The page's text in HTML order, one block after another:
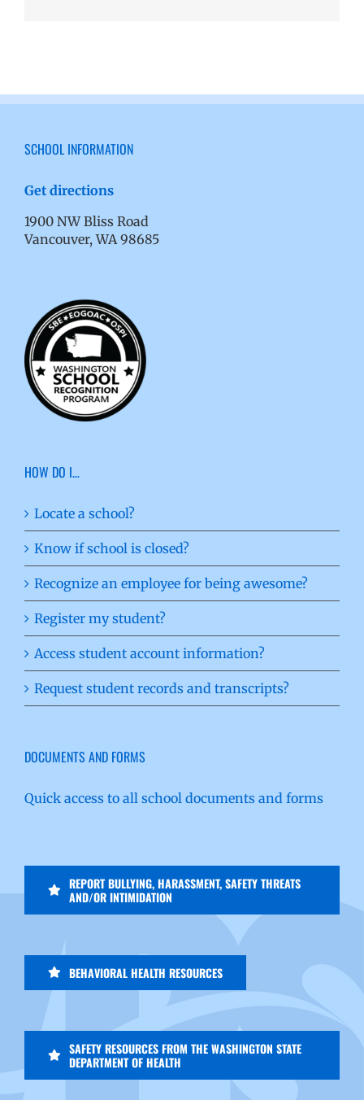
SCHOOL INFORMATION
Get directions
1900 NW Bliss Road
Vancouver, WA 98685
HOW DO I…
Locate a school?
Know if school is closed?
Recognize an employee for being awesome?
Register my student?
Access student account information?
Request student records and transcripts?
DOCUMENTS AND FORMS
Quick access to all school documents and forms
REPORT BULLYING, HARASSMENT, SAFETY THREATS
AND/OR INTIMIDATION
BEHAVIORAL HEALTH RESOURCES
SAFETY RESOURCES FROM THE WASHINGTON STATE
DEPARTMENT OF HEALTH